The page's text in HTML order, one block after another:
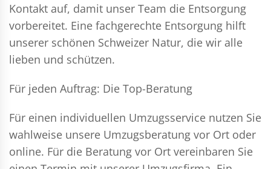
Kontakt auf, damit unser Team die Entsorgung
vorbereitet. Eine fachgerechte Entsorgung hilft
unserer schönen Schweizer Natur, die wir alle
lieben und schützen.
Für jeden Auftrag: Die Top-Beratung
Für einen individuellen Umzugsservice nutzen Sie
wahlweise unsere Umzugsberatung vor Ort oder
online. Für die Beratung vor Ort vereinbaren Sie